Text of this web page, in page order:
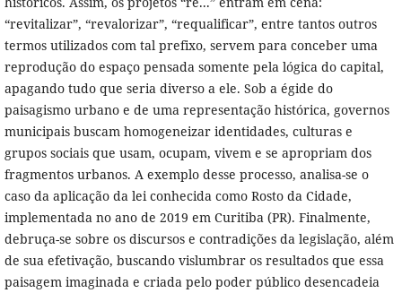
“revitalizar”, “revalorizar”, “requalificar”, entre tantos outros
termos utilizados com tal prefixo, servem para conceber uma
reprodução do espaço pensada somente pela lógica do capital,
apagando tudo que seria diverso a ele. Sob a égide do
paisagismo urbano e de uma representação histórica, governos
municipais buscam homogeneizar identidades, culturas e
grupos sociais que usam, ocupam, vivem e se apropriam dos
fragmentos urbanos. A exemplo desse processo, analisa-se o
caso da aplicação da lei conhecida como Rosto da Cidade,
implementada no ano de 2019 em Curitiba (PR). Finalmente,
debruça-se sobre os discursos e contradições da legislação, além
de sua efetivação, buscando vislumbrar os resultados que essa
paisagem imaginada e criada pelo poder público desencadeia